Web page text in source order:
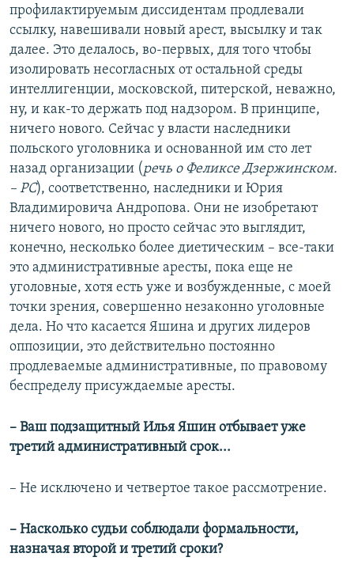
профилактируемым диссидентам продлевали
ссылку, навешивали новый арест, высылку и так
далее. Это делалось, во-первых, для того чтобы
изолировать несогласных от остальной среды
интеллигенции, московской, питерской, неважно,
ну, и как-то держать под надзором. В принципе,
ничего нового. Сейчас у власти наследники
польского уголовника и основанной им сто лет
назад организации ( речь о Феликсе Дзержинском.
– РС), соответственно, наследники и Юрия
Владимировича Андропова. Они не изобретают
ничего нового, но просто сейчас это выглядит,
конечно, несколько более диетическим – все-таки
это административные аресты, пока еще не
уголовные, хотя есть уже и возбужденные, с моей
точки зрения, совершенно незаконно уголовные
дела. Но что касается Яшина и других лидеров
оппозиции, это действительно постоянно
продлеваемые административные, по правовому
беспределу присуждаемые аресты.
– Ваш подзащитный Илья Яшин отбывает уже
третий административный срок...
– Не исключено и четвертое такое рассмотрение.
– Насколько судьи соблюдали формальности,
назначая второй и третий сроки?